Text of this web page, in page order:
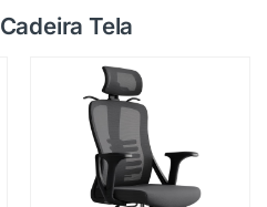
Cadeira Tela